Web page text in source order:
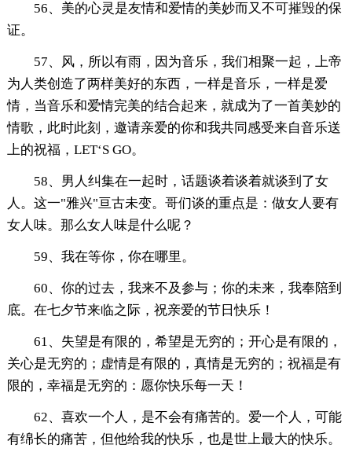
56、美的心灵是友情和爱情的美妙而又不可摧毁的保
证。
57、风，所以有雨，因为音乐，我们相聚一起，上帝
为人类创造了两样美好的东西，一样是音乐，一样是爱
情，当音乐和爱情完美的结合起来，就成为了一首美妙的
情歌，此时此刻，邀请亲爱的你和我共同感受来自音乐送
上的祝福，LET‘S GO。
58、男人纠集在一起时，话题谈着谈着就谈到了女
人。这一"雅兴"亘古未变。哥们谈的重点是：做女人要有
女人味。那么女人味是什么呢？
59、我在等你，你在哪里。
60、你的过去，我来不及参与；你的未来，我奉陪到
底。在七夕节来临之际，祝亲爱的节日快乐！
61、失望是有限的，希望是无穷的；开心是有限的，
关心是无穷的；虚情是有限的，真情是无穷的；祝福是有
限的，幸福是无穷的：愿你快乐每一天！
62、喜欢一个人，是不会有痛苦的。爱一个人，可能
有绵长的痛苦，但他给我的快乐，也是世上最大的快乐。